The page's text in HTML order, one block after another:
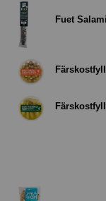
Fuet